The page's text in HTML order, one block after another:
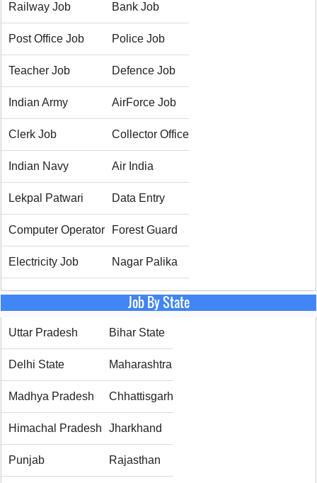
Railway Job Bank Job
Post Office Job Police Job
Teacher Job Defence Job
Indian Army AirForce Job
Clerk Job Collector Office
Indian Navy Air India
Lekpal Patwari Data Entry
Computer Operator Forest Guard
Electricity Job Nagar Palika
Job By State
Uttar Pradesh Bihar State
Delhi State Maharashtra
Madhya Pradesh Chhattisgarh
Himachal Pradesh Jharkhand
Punjab Rajasthan